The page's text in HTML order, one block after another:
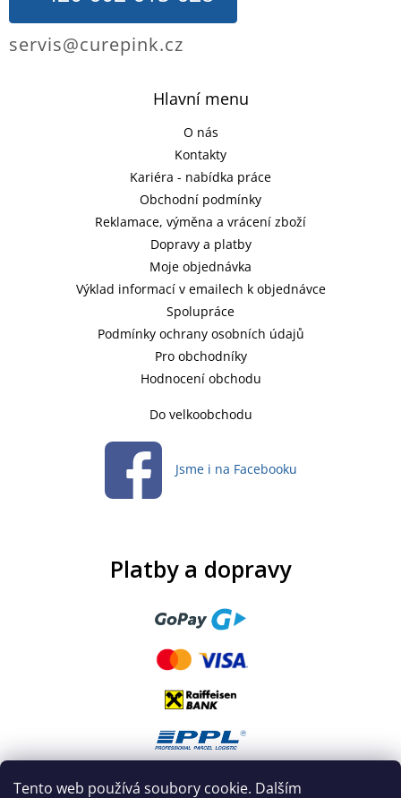
Tento web používá soubory cookie. Dalším
Hlavní menu
O nás
Kontakty
Kariéra - nabídka práce
Obchodní podmínky
Reklamace, výměna a vrácení zboží
Dopravy a platby
Moje objednávka
Výklad informací v emailech k objednávce
Spolupráce
Podmínky ochrany osobních údajů
Pro obchodníky
Hodnocení obchodu
Do velkoobchodu
Jsme i na Facebooku
servis@curepink.cz
Platby a dopravy